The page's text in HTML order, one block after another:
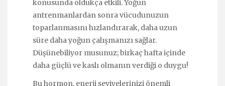
konusunda oldukça etkili. Yoğun
antrenmanlardan sonra vücudunuzun
toparlanmasını hızlandırarak, daha uzun
süre daha yoğun çalışmanızı sağlar.
Düşünebiliyor musunuz; birkaç hafta içinde
daha güçlü ve kaslı olmanın verdiği o duygu!
Bu hormon, enerji seviyelerinizi önemli